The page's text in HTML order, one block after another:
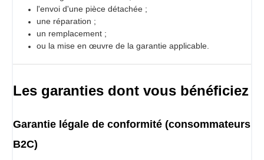
l'envoi d'une pièce détachée ;
une réparation ;
un remplacement ;
ou la mise en œuvre de la garantie applicable.
Les garanties dont vous bénéficiez
Garantie légale de conformité (consommateurs
B2C)